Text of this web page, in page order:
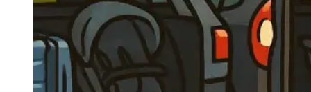
Navigație Ford Focus MK3
Navigație Ford Mondeo MK3
Navigație Ford Mondeo MK4
Navigație Ford Transit
Mercedes
Navigație Mercedes C Class W203
Navigație Mercedes C Class W204